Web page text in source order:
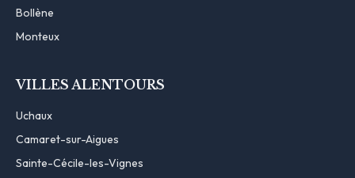
Bollène
Monteux
VILLES ALENTOURS
Uchaux
Camaret-sur-Aigues
Sainte-Cécile-les-Vignes